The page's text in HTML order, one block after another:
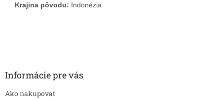
Krajina pôvodu: Indonézia
Z
Informácie pre vás
Ako nakupovať